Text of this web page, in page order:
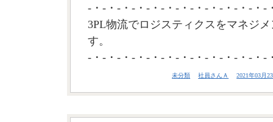
-・-・-・-・-・-・-・-・-・-・-・-・-
3PL物流でロジスティクスをマネジ
す。
-・-・-・-・-・-・-・-・-・-・-・-・-
未分類 社員さんＡ 2021年03月